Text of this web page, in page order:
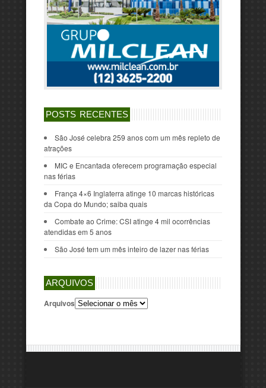
POSTS RECENTES
São José celebra 259 anos com um mês repleto de
atrações
MIC e Encantada oferecem programação especial
nas férias
França 4×6 Inglaterra atinge 10 marcas históricas
da Copa do Mundo; saiba quais
Combate ao Crime: CSI atinge 4 mil ocorrências
atendidas em 5 anos
São José tem um mês inteiro de lazer nas férias
ARQUIVOS
Arquivos